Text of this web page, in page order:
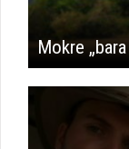
Mokre